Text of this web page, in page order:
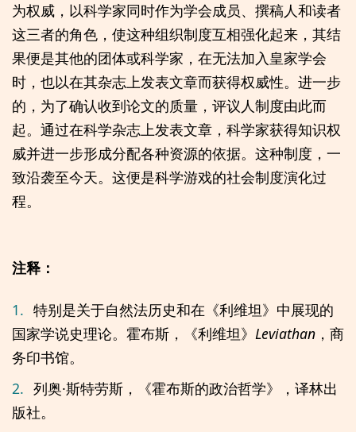
为权威，以科学家同时作为学会成员、撰稿人和读者
这三者的角色，使这种组织制度互相强化起来，其结
果便是其他的团体或科学家，在无法加入皇家学会
时，也以在其杂志上发表文章而获得权威性。进一步
的，为了确认收到论文的质量，评议人制度由此而
起。通过在科学杂志上发表文章，科学家获得知识权
威并进一步形成分配各种资源的依据。这种制度，一
致沿袭至今天。这便是科学游戏的社会制度演化过
程。
注释：
1. 特别是关于自然法历史和在《利维坦》中展现的
国家学说史理论。霍布斯，《利维坦》 Leviathan ，商
务印书馆。
2. 列奥·斯特劳斯，《霍布斯的政治哲学》，译林出
版社。